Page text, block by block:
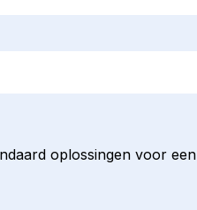
oplossingen voor een